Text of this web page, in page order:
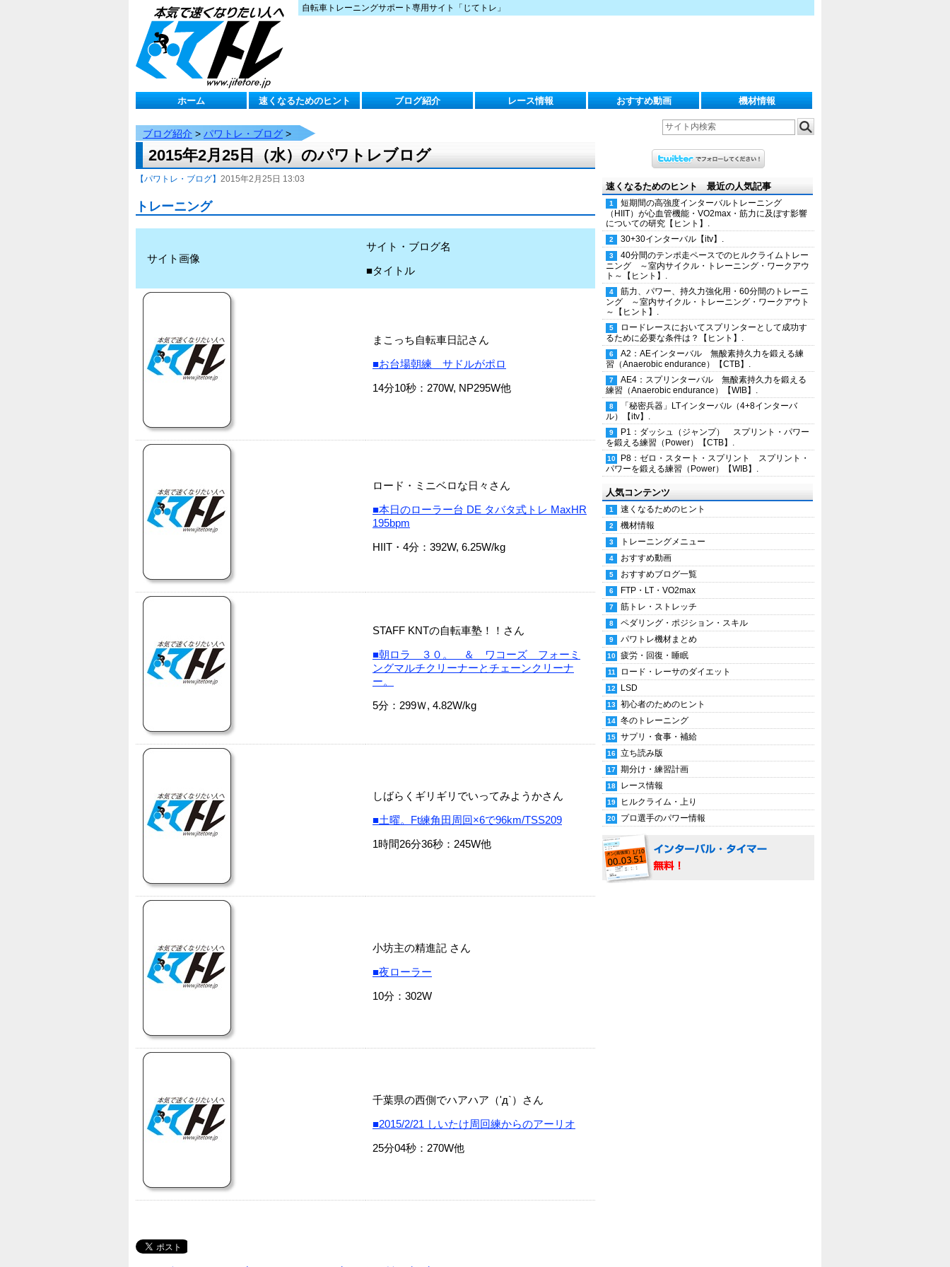
自転車トレーニングサポート専用サイト「じてトレ」
ホーム 速くなるためのヒント ブログ紹介 レース情報 おすすめ動画 機材情報
ブログ紹介 > パワトレ・ブログ>
2015年2月25日（水）のパワトレブログ
【パワトレ・ブログ】 2015年2月25日 13:03
トレーニング
サイト画像
サイト・ブログ名
■タイトル
まこっち自転車日記さん
■お台場朝練 サドルがポロ
14分10秒：270W, NP295W他
ロード・ミニベロな日々さん
■本日のローラー台 DE タバタ式トレ MaxHR
195bpm
HIIT・4分：392W, 6.25W/kg
STAFF KNTの自転車塾！！さん
■朝ロラ ３０。 ＆ ワコーズ フォーミ
ングマルチクリーナーとチェーンクリーナ
ー。
5分：299Ｗ, 4.82W/kg
しばらくギリギリでいってみようかさん
■土曜。Ft練角田周回×6で96km/TSS209
1時間26分36秒：245W他
小坊主の精進記 さん
■夜ローラー
10分：302W
千葉県の西側でハアハア（'д`）さん
■2015/2/21 しいたけ周回練からのアーリオ
25分04秒：270W他
速くなるためのヒント 最近の人気記事
短期間の高強度インターバルトレーニング
（HIIT）が心血管機能・VO2max・筋力に及ぼす影響
についての研究【ヒント】.
30+30インターバル【itv】.
40分間のテンポ走ペースでのヒルクライムトレー
ニング ～室内サイクル・トレーニング・ワークアウ
ト～【ヒント】.
筋力、パワー、持久力強化用・60分間のトレーニ
ング ～室内サイクル・トレーニング・ワークアウト
～【ヒント】.
ロードレースにおいてスプリンターとして成功す
るために必要な条件は？【ヒント】.
A2：AEインターバル 無酸素持久力を鍛える練
習（Anaerobic endurance）【CTB】.
AE4：スプリンターバル 無酸素持久力を鍛える
練習（Anaerobic endurance）【WIB】.
「秘密兵器」LTインターバル（4+8インターバ
ル）【itv】.
P1：ダッシュ（ジャンプ） スプリント・パワー
を鍛える練習（Power）【CTB】.
P8：ゼロ・スタート・スプリント スプリント・
パワーを鍛える練習（Power）【WIB】.
人気コンテンツ
速くなるためのヒント
機材情報
トレーニングメニュー
おすすめ動画
おすすめブログ一覧
FTP・LT・VO2max
筋トレ・ストレッチ
ペダリング・ポジション・スキル
パワトレ機材まとめ
疲労・回復・睡眠
ロード・レーサのダイエット
LSD
初心者のためのヒント
冬のトレーニング
サプリ・食事・補給
立ち読み版
期分け・練習計画
レース情報
ヒルクライム・上り
プロ選手のパワー情報